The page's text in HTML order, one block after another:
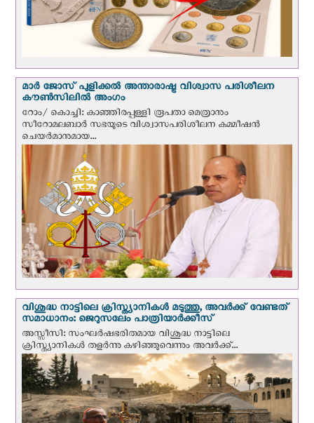
മാർ ജോസ് പുളിക്കൽ അന്താരാഷ്ട്ര വിശ്വാസ പരിശീലന
കൗൺസിലിൽ അംഗം
റോം/ കൊച്ചി: കാഞ്ഞിരപ്പള്ളി രൂപതാ മെത്രാനും
സീറോമലബാർ സഭയുടെ വിശ്വാസപരിശീലന കമ്മീഷൻ
ചെയർമാനുമായ...
വിശുദ്ധ നാട്ടിലെ ക്രിസ്ത്യാനികൾ മടുത്തു, അവർക്ക് വേണ്ടത്
സമാധാനം: ജെറുസലേം പാത്രിയാര്‍ക്കീസ്
അസ്സീസി: സംഘര്‍ഷഭരിതമായ വിശുദ്ധ നാട്ടിലെ
ക്രിസ്ത്യാനികൾ തളര്‍ന്നു കഴിഞ്ഞുവെന്നും അവർക്ക്...